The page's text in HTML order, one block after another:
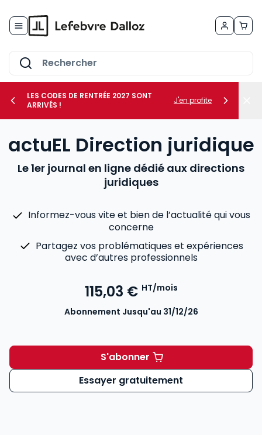
le sous-menu Vos métiers
LES CODES DE RENTRÉE 2027 SONT
ARRIVÉS !
J'en profite
actuEL Direction juridique
Le 1er journal en ligne dédié aux directions
juridiques
Informez-vous vite et bien de l’actualité qui vous
concerne
Partagez vos problématiques et expériences
avec d’autres professionnels
115,03 € HT/mois
Abonnement Jusqu'au 31/12/26
S'abonneractuEL Direction juridique
Essayer gratuitement